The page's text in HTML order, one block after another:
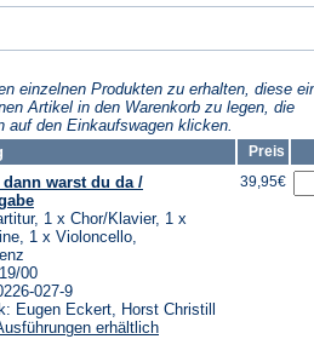
einem
einzelnen Produkten zu erhalten, diese
Artikel in den Warenkorb zu legen, die
auf den Einkaufswagen klicken.
Preis
dann warst du da /
1 x Chor/Klavier, 1 x
1 x Violoncello,
00
027-9
Eugen Eckert, Horst Christill
erhältlich
39,95€